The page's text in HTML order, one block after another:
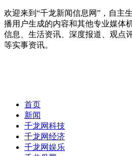
欢迎来到“千龙新闻信息网”，自主
播用户生成的内容和其他专业媒体
信息、生活资讯、深度报道、观点
等实事资讯。
首页
新闻
千龙网科技
千龙网经济
千龙网娱乐